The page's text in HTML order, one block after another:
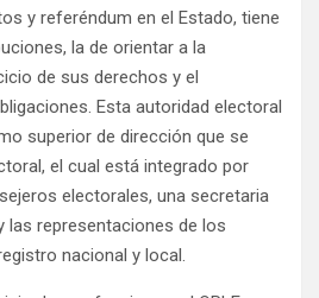
y referéndum en el Estado, tiene
la de orientar a la
de sus derechos y el
Esta autoridad electoral
superior de dirección que se
el cual está integrado por
electorales, una secretaria
las representaciones de los
nacional y local.